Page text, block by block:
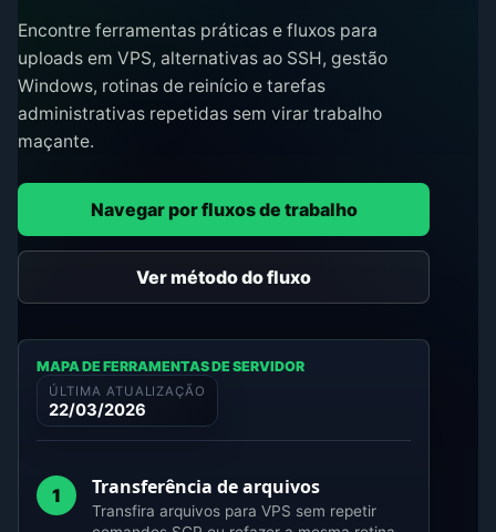
Encontre ferramentas práticas e fluxos para
uploads em VPS, alternativas ao SSH, gestão
Windows, rotinas de reinício e tarefas
administrativas repetidas sem virar trabalho
maçante.
Navegar por fluxos de trabalho
Ver método do fluxo
MAPA DE FERRAMENTAS DE SERVIDOR
ÚLTIMA ATUALIZAÇÃO
22/03/2026
1 Transferência de arquivos
Transfira arquivos para VPS sem repetir